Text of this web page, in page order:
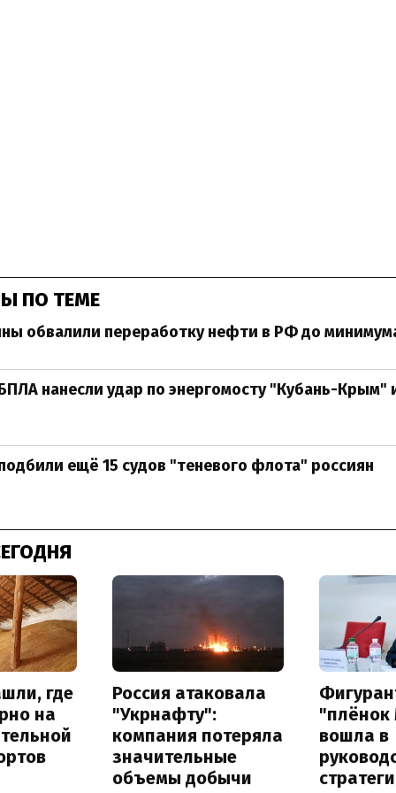
ПО ТЕМЕ
обвалили переработку нефти в РФ до
нанесли удар по энергомосту "Кубань-Крым"
ещё 15 судов "теневого флота" россиян
где
на
Россия атаковала
"Укрнафту":
компания потеряла
значительные
объемы добычи
вошла в